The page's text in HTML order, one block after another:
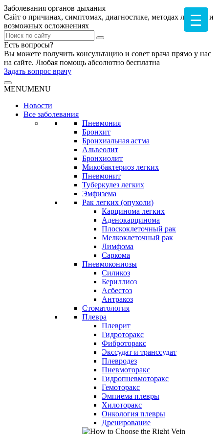
Заболевания органов дыхания
Сайт о причинах, симптомах, диагностике, методах лечения и
возможных осложнениях
Есть вопросы?
Вы можете получить консультацию и совет врача прямо у нас
на сайте. Любая помощь абсолютно бесплатна
Задать вопрос врачу
MENUMENU
Новости
Все заболевания
Пневмония
Бронхит
Бронхиальная астма
Альвеолит
Бронхиолит
Микобактериоз легких
Пневмонит
Туберкулез легких
Эмфизема
Рак легких (опухоли)
Карцинома легких
Аденокарцинома
Плоскоклеточный рак
Мелкоклеточный рак
Лимфома
Саркома
Пневмокониозы
Силикоз
Бериллиоз
Асбестоз
Антракоз
Стоматология
Плевра
Плеврит
Гидроторакс
Фиброторакс
Экссудат и транссудат
Плевродез
Пневмоторакс
Гидропневмоторакс
Гемоторакс
Эмпиема плевры
Хилоторакс
Онкология плевры
Дренирование